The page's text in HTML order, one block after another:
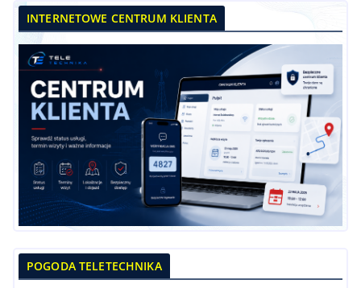
INTERNETOWE CENTRUM KLIENTA
POGODA TELETECHNIKA